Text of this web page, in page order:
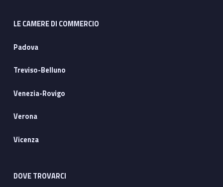
LE CAMERE DI COMMERCIO
Padova
Treviso-Belluno
Venezia-Rovigo
Verona
Vicenza
DOVE TROVARCI